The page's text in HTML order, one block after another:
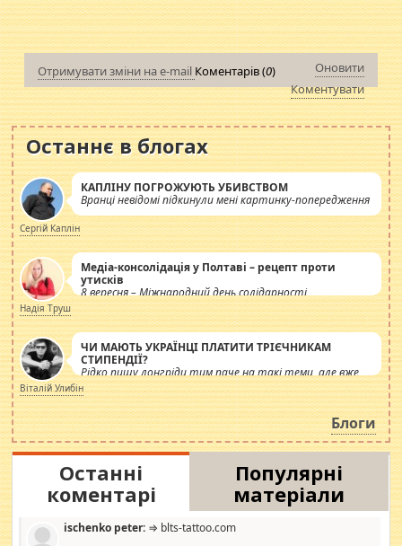
Отримувати зміни на e-mail Коментарів (0)
Оновити
Коментувати
Останнє в блогах
КАПЛІНУ ПОГРОЖУЮТЬ УБИВСТВОМ
Вранці невідомі підкинули мені картинку-попередження
Сергій Каплін
Медіа-консолідація у Полтаві – рецепт проти
утисків
8 вересня – Міжнародний день солідарності
журналістів.
Надія Труш
ЧИ МАЮТЬ УКРАЇНЦІ ПЛАТИТИ ТРІЄЧНИКАМ
СТИПЕНДІЇ?
Рідко пишу лонгріди тим паче на такі теми, але вже
просто дістало! Обурюють сьогоднішні інсенуації
навколо стипендіального питання. Штучно
роздувається ще одна соціальна катастрофа.
Віталій Улибін
Блоги
Останні
коментарі
Популярні
матеріали
ischenko peter: ⇒ blts-tattoo.com